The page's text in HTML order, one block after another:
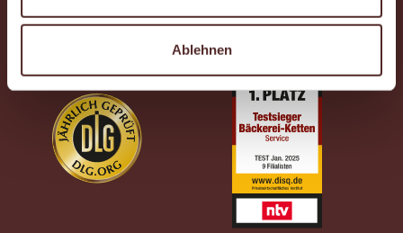
Ablehnen
AUSGEZEICHNETE QUALITÄT